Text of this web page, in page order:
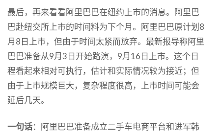
最后，再来看看阿里巴巴在纽约上市的消息。阿里巴
巴赴纽交所上市的时间料为下个月。阿里巴巴原计划8
月8日上市，但由于时间太紧而放弃。最新报导称阿里
巴巴准备从9月3日开始路演，9月16日上市。这个日
程看起来相对可执行，估计和实际情况较为接近；但
由于上市规模巨大，复杂程度很高，上市时间可能会
延后几天。
一句话：阿里巴巴准备成立二手车电商平台和进军韩